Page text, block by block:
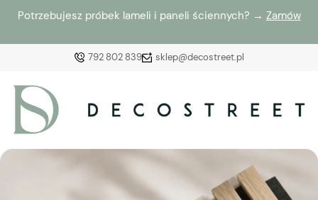
Potrzebujesz próbek lameli i paneli ściennych? → Zamów
792 802 839 sklep@decostreet.pl
Załóż konto